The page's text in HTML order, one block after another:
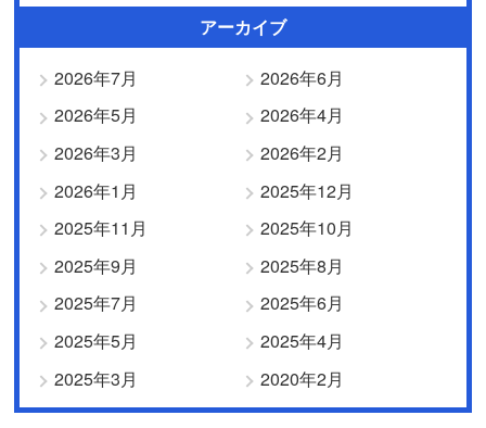
アーカイブ
2026年7月
2026年6月
2026年5月
2026年4月
2026年3月
2026年2月
2026年1月
2025年12月
2025年11月
2025年10月
2025年9月
2025年8月
2025年7月
2025年6月
2025年5月
2025年4月
2025年3月
2020年2月